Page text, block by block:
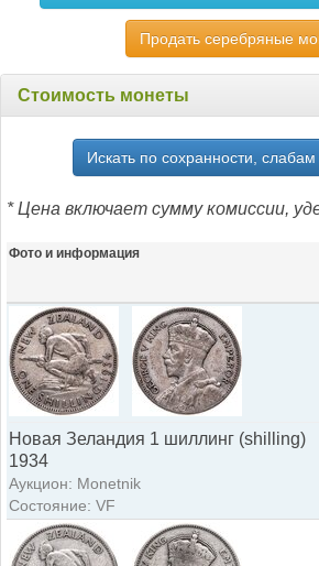
Продать серебряные
Стоимость монеты
Искать по сохранности,
* Цена включает сумму комиссии,
Фото и информация
Новая Зеландия 1 шиллинг (shilling)
1934
Аукцион: Monetnik
Состояние: VF